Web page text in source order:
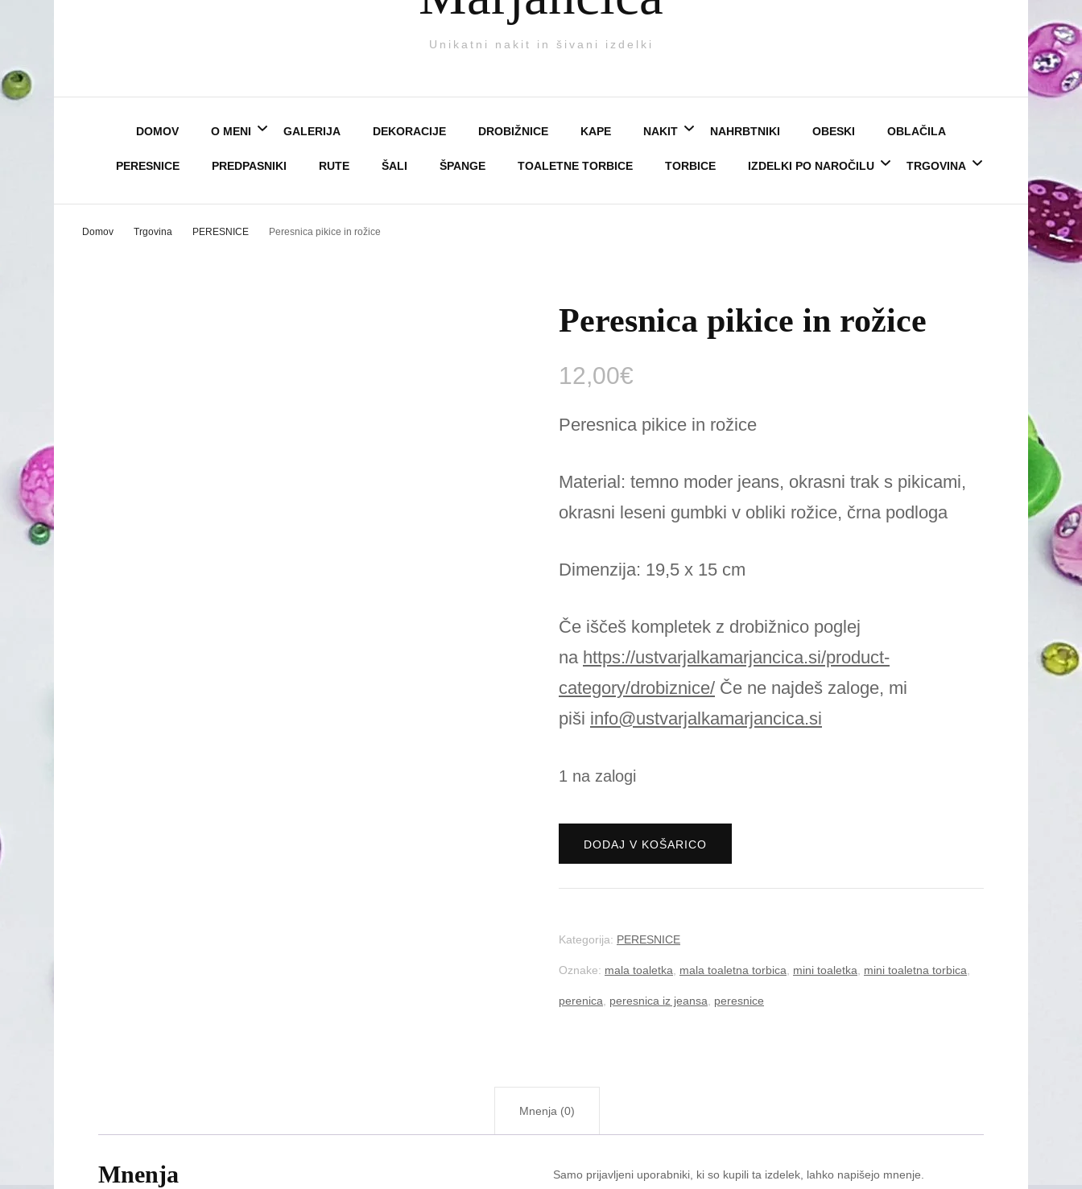
Unikatni nakit in šivani izdelki
DOMOV O MENI GALERIJA DEKORACIJE DROBIŽNICE KAPE NAKIT
Uhani
NAHRBTNIKI OBESKI OBLAČILA
PERESNICE PREDPASNIKI RUTE ŠALI ŠPANGE TOALETNE TORBICE TORBICE IZDELKI PO NAROČILU
Predpasniki moški z
Predpasniki za
vzgojiteljice
Torbe in nahrbtniki z
imenom
Vrečke in nahrbtniki z
TRGOVINA
Domov Trgovina PERESNICE Peresnica pikice in rožice
Peresnica pikice in rožice
12,00€
Peresnica pikice in rožice
Material: temno moder jeans, okrasni trak s pikicami,
okrasni leseni gumbki v obliki rožice, črna podloga
Dimenzija: 19,5 x 15 cm
Če iščeš kompletek z drobižnico poglej
na https://ustvarjalkamarjancica.si/product-
category/drobiznice/ Če ne najdeš zaloge, mi
piši info@ustvarjalkamarjancica.si
1 na zalogi
in
DODAJ V KOŠARICO
Kategorija: PERESNICE
Oznake: mala toaletka mala toaletna torbica mini toaletka mini toaletna torbica
perenica peresnica iz jeansa peresnice
Mnenja (0)
Mnenja Samo prijavljeni uporabniki, ki so kupili ta izdelek, lahko napišejo mnenje.